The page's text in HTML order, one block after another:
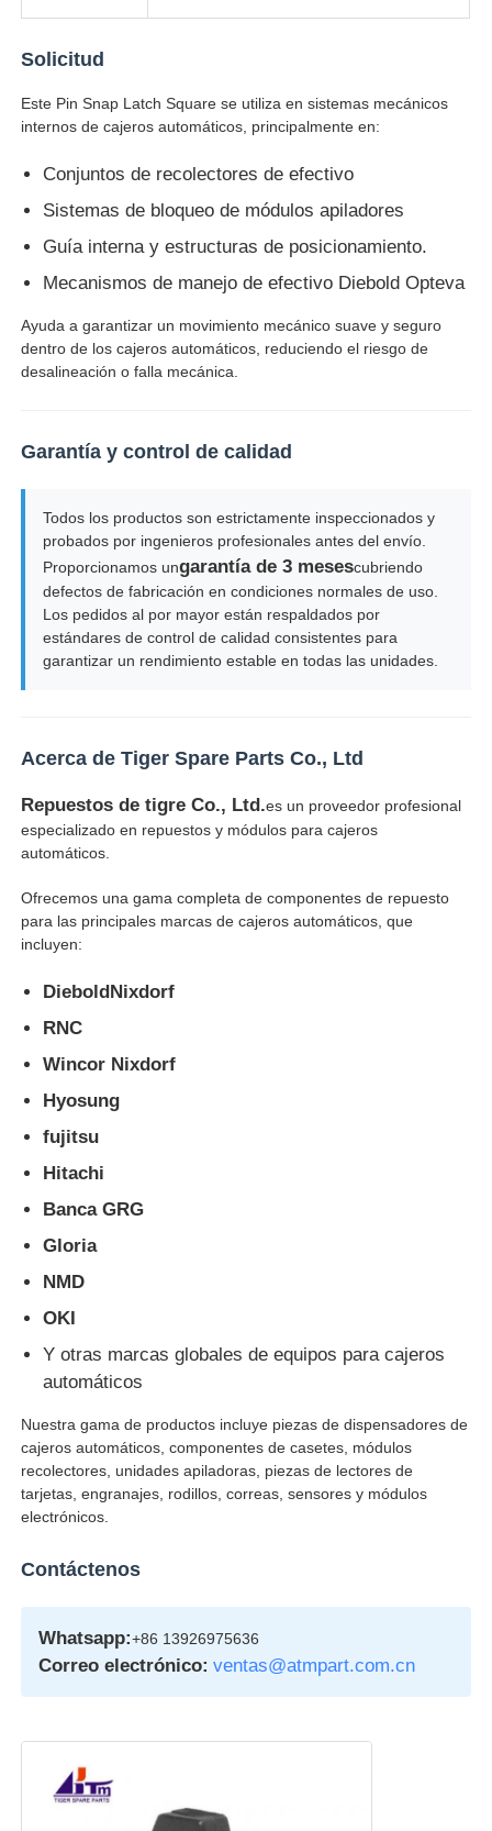
Glory NMD piezas ATM
Partes de cajeros automáticos OKI
Aceptador de billetes
Sortador de billetes
máquina de pos
Repuestos para cajeros automáticos
Reciclador de monedas
Solicitud
Este Pin Snap Latch Square se utiliza en sistemas mecánicos
internos de cajeros automáticos, principalmente en:
Conjuntos de recolectores de efectivo
Sistemas de bloqueo de módulos apiladores
Guía interna y estructuras de posicionamiento.
Mecanismos de manejo de efectivo Diebold Opteva
Ayuda a garantizar un movimiento mecánico suave y seguro
dentro de los cajeros automáticos, reduciendo el riesgo de
desalineación o falla mecánica.
Garantía y control de calidad
Todos los productos son estrictamente inspeccionados y
probados por ingenieros profesionales antes del envío.
Proporcionamos ungarantía de 3 mesescubriendo
defectos de fabricación en condiciones normales de uso.
Los pedidos al por mayor están respaldados por
estándares de control de calidad consistentes para
garantizar un rendimiento estable en todas las unidades.
Acerca de Tiger Spare Parts Co., Ltd
Repuestos de tigre Co., Ltd.es un proveedor profesional
especializado en repuestos y módulos para cajeros
automáticos.
Ofrecemos una gama completa de componentes de repuesto
para las principales marcas de cajeros automáticos, que
incluyen:
DieboldNixdorf
RNC
Wincor Nixdorf
Hyosung
fujitsu
Hitachi
Banca GRG
Gloria
NMD
OKI
Y otras marcas globales de equipos para cajeros
automáticos
Nuestra gama de productos incluye piezas de dispensadores de
cajeros automáticos, componentes de casetes, módulos
recolectores, unidades apiladoras, piezas de lectores de
tarjetas, engranajes, rodillos, correas, sensores y módulos
electrónicos.
Contáctenos
Whatsapp:+86 13926975636
Correo electrónico: ventas@atmpart.com.cn